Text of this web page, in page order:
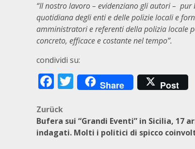
“Il nostro lavoro – evidenziano gli autori –
quotidiana degli enti e delle polizie locali e
amministratori e referenti della polizia locale
concreto, efficace e costante nel tempo”.
condividi su:
Facebook
Twitter
Share Post
Beitragsnavigation
Zurück
Bufera sui “Grandi Eventi” in Sicilia, 17
indagati. Molti i politici di spicco